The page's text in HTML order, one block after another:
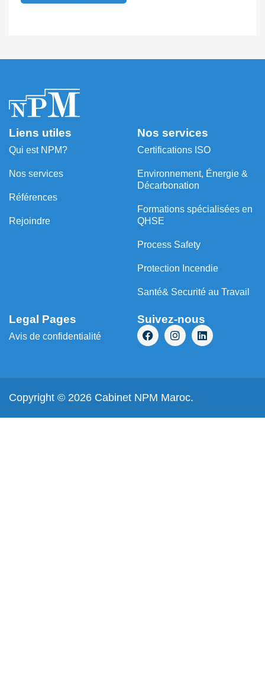
Liens utiles
Qui est NPM?
Nos services
Références
Rejoindre
Nos services
Certifications ISO
Environnement, Énergie &
Décarbonation
⁠Formations spécialisées en
QHSE
Process Safety
Protection Incendie
Santé& Securité au Travail
Legal Pages
Avis de confidentialité
Suivez-nous
Copyright © 2026 Cabinet NPM Maroc.